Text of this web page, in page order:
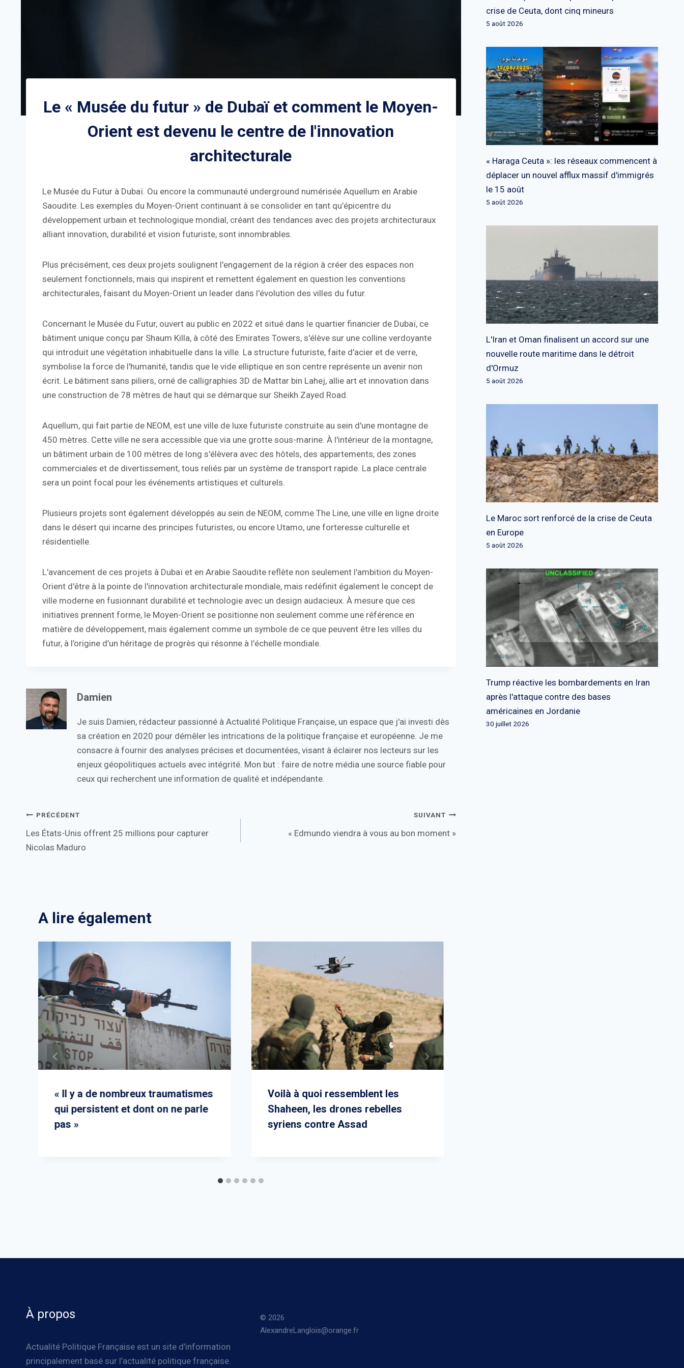
Le « Musée du futur » de Dubaï et comment le Moyen-
Orient est devenu le centre de l'innovation
architecturale
Le Musée du Futur à Dubaï. Ou encore la communauté underground numérisée Aquellum en Arabie
Saoudite. Les exemples du Moyen-Orient continuant à se consolider en tant qu’épicentre du
développement urbain et technologique mondial, créant des tendances avec des projets architecturaux
alliant innovation, durabilité et vision futuriste, sont innombrables.
Plus précisément, ces deux projets soulignent l'engagement de la région à créer des espaces non
seulement fonctionnels, mais qui inspirent et remettent également en question les conventions
architecturales, faisant du Moyen-Orient un leader dans l'évolution des villes du futur.
Concernant le Musée du Futur, ouvert au public en 2022 et situé dans le quartier financier de Dubaï, ce
bâtiment unique conçu par Shaum Killa, à côté des Emirates Towers, s'élève sur une colline verdoyante
qui introduit une végétation inhabituelle dans la ville. La structure futuriste, faite d'acier et de verre,
symbolise la force de l'humanité, tandis que le vide elliptique en son centre représente un avenir non
écrit. Le bâtiment sans piliers, orné de calligraphies 3D de Mattar bin Lahej, allie art et innovation dans
une construction de 78 mètres de haut qui se démarque sur Sheikh Zayed Road.
Aquellum, qui fait partie de NEOM, est une ville de luxe futuriste construite au sein d'une montagne de
450 mètres. Cette ville ne sera accessible que via une grotte sous-marine. À l'intérieur de la montagne,
un bâtiment urbain de 100 mètres de long s'élèvera avec des hôtels, des appartements, des zones
commerciales et de divertissement, tous reliés par un système de transport rapide. La place centrale
sera un point focal pour les événements artistiques et culturels.
Plusieurs projets sont également développés au sein de NEOM, comme The Line, une ville en ligne droite
dans le désert qui incarne des principes futuristes, ou encore Utamo, une forteresse culturelle et
résidentielle.
L'avancement de ces projets à Dubaï et en Arabie Saoudite reflète non seulement l'ambition du Moyen-
Orient d'être à la pointe de l'innovation architecturale mondiale, mais redéfinit également le concept de
ville moderne en fusionnant durabilité et technologie avec un design audacieux. À mesure que ces
initiatives prennent forme, le Moyen-Orient se positionne non seulement comme une référence en
matière de développement, mais également comme un symbole de ce que peuvent être les villes du
futur, à l’origine d’un héritage de progrès qui résonne à l’échelle mondiale.
Damien
Je suis Damien, rédacteur passionné à Actualité Politique Française, un espace que j'ai investi dès
sa création en 2020 pour démêler les intrications de la politique française et européenne. Je me
consacre à fournir des analyses précises et documentées, visant à éclairer nos lecteurs sur les
enjeux géopolitiques actuels avec intégrité. Mon but : faire de notre média une source fiable pour
ceux qui recherchent une information de qualité et indépendante.
Navigation
de
PRÉCÉDENT
Les États-Unis offrent 25 millions pour capturer
Nicolas Maduro
SUIVANT
« Edmundo viendra à vous au bon moment »
A lire également
« Il y a de nombreux traumatismes
qui persistent et dont on ne parle
pas »
Voilà à quoi ressemblent les
Shaheen, les drones rebelles
syriens contre Assad
crise de Ceuta, dont cinq mineurs
5 août 2026
« Haraga Ceuta »: les réseaux commencent à
déplacer un nouvel afflux massif d'immigrés
le 15 août
5 août 2026
L'Iran et Oman finalisent un accord sur une
nouvelle route maritime dans le détroit
d'Ormuz
5 août 2026
Le Maroc sort renforcé de la crise de Ceuta
en Europe
5 août 2026
Trump réactive les bombardements en Iran
après l'attaque contre des bases
américaines en Jordanie
30 juillet 2026
À propos
Actualité Politique Française est un site d’information
principalement basé sur l’actualité politique française.
© 2026
AlexandreLanglois@orange.fr